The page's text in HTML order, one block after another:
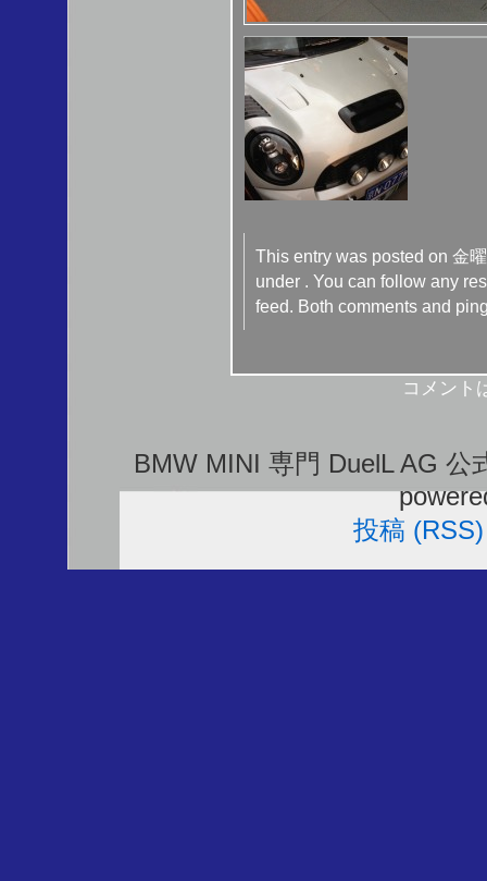
This entry was posted on 金
under . You can follow any
feed. Both comments and
コメント
BMW MINI 専門 DuelL AG
投稿 (RSS)